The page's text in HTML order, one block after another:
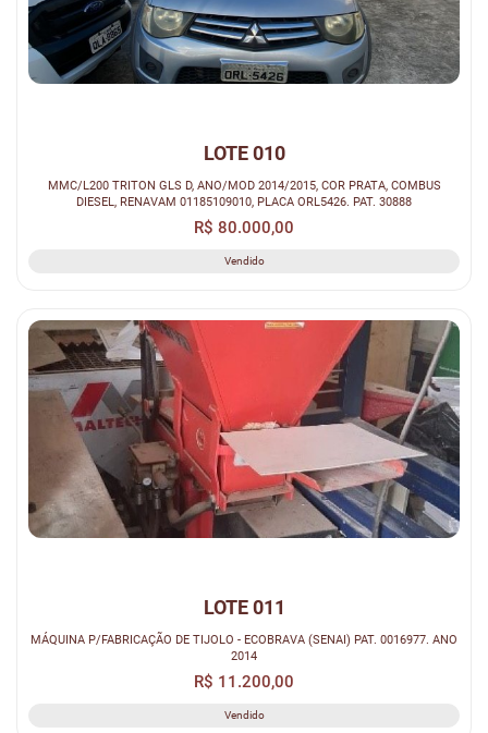
LOTE 010
MMC/L200 TRITON GLS D, ANO/MOD 2014/2015, COR PRATA, COMBUS
DIESEL, RENAVAM 01185109010, PLACA ORL5426. PAT. 30888
R$ 80.000,00
Vendido
LOTE 011
MÁQUINA P/FABRICAÇÃO DE TIJOLO - ECOBRAVA (SENAI) PAT. 0016977. ANO
2014
R$ 11.200,00
Vendido